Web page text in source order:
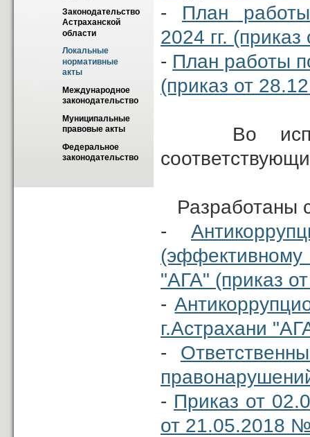
Законодательство
Астраханской
области
Локальные
нормативные
акты
Международное
законодательство
Муниципальные
правовые акты
Федеральное
законодательство
- План
2024 гг.
- План работы
(приказ от
Во
Разработаны
-
"АГА" (приказ
-
г.Астрахани
-
- Приказ от
от 21.05.2018